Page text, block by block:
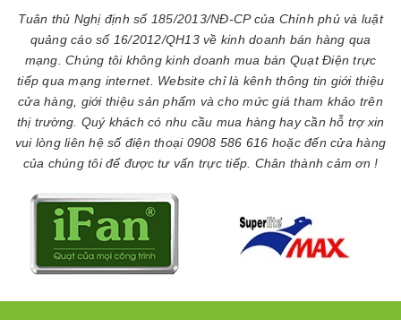
Tuân thủ Nghị định số 185/2013/NĐ-CP của Chính phủ và luật
quảng cáo số 16/2012/QH13 về kinh doanh bán hàng qua
mạng. Chúng tôi không kinh doanh mua bán Quạt Điện trực
tiếp qua mạng internet. Website chỉ là kênh thông tin giới thiệu
cửa hàng, giới thiệu sản phẩm và cho mức giá tham khảo trên
thị trường. Quý khách có nhu cầu mua hàng hay cần hỗ trợ xin
vui lòng liên hệ số điện thoại 0908 586 616 hoặc đến cửa hàng
của chúng tôi để được tư vấn trực tiếp. Chân thành cảm ơn !